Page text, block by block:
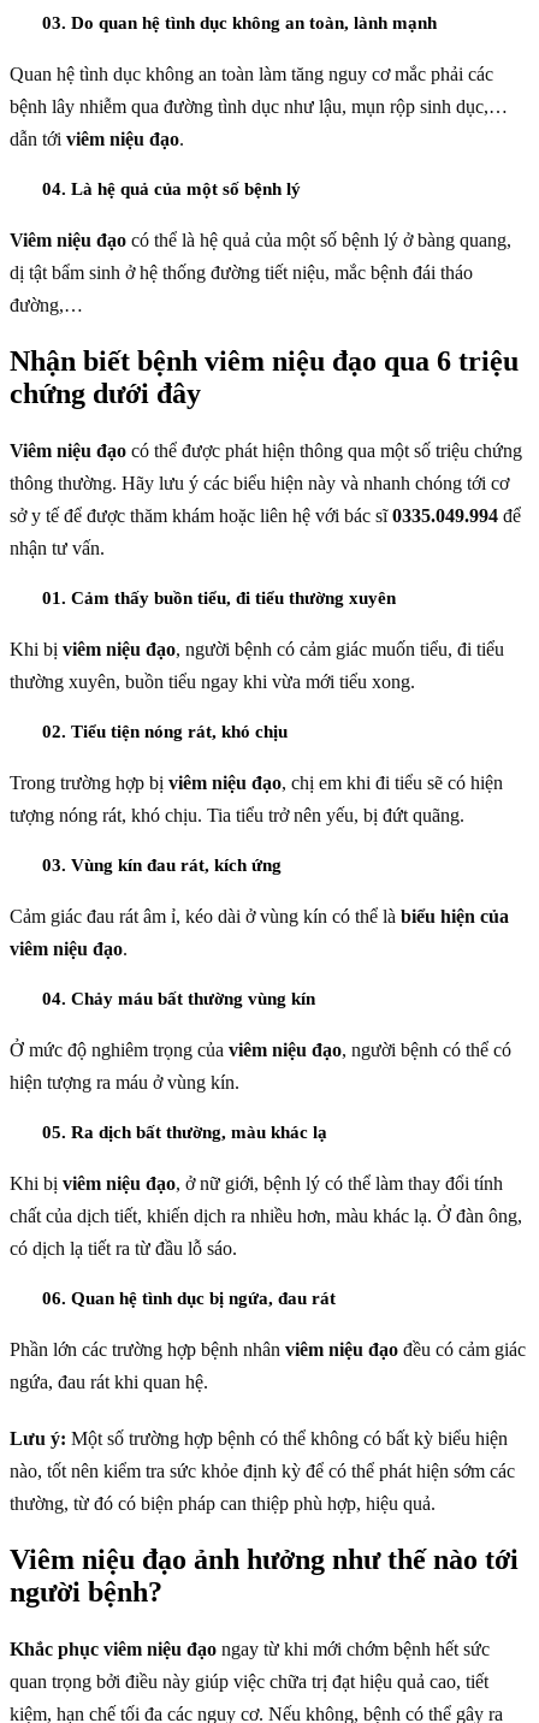
03. Do quan hệ tình dục không an toàn, lành mạnh
Quan hệ tình dục không an toàn làm tăng nguy cơ mắc phải các
bệnh lây nhiễm qua đường tình dục như lậu, mụn rộp sinh dục,…
dẫn tới viêm niệu đạo.
04. Là hệ quả của một số bệnh lý
Viêm niệu đạo có thể là hệ quả của một số bệnh lý ở bàng quang,
dị tật bẩm sinh ở hệ thống đường tiết niệu, mắc bệnh đái tháo
đường,…
Nhận biết bệnh viêm niệu đạo qua 6 triệu
chứng dưới đây
Viêm niệu đạo có thể được phát hiện thông qua một số triệu chứng
thông thường. Hãy lưu ý các biểu hiện này và nhanh chóng tới cơ
sở y tế để được thăm khám hoặc liên hệ với bác sĩ0335.049.994 để
nhận tư vấn.
01. Cảm thấy buồn tiểu, đi tiểu thường xuyên
Khi bị viêm niệu đạo, người bệnh có cảm giác muốn tiểu, đi tiểu
thường xuyên, buồn tiểu ngay khi vừa mới tiểu xong.
02. Tiểu tiện nóng rát, khó chịu
Trong trường hợp bị viêm niệu đạo, chị em khi đi tiểu sẽ có hiện
tượng nóng rát, khó chịu. Tia tiểu trở nên yếu, bị đứt quãng.
03. Vùng kín đau rát, kích ứng
Cảm giác đau rát âm ỉ, kéo dài ở vùng kín có thể là biểu hiện của
viêm niệu đạo.
04. Chảy máu bất thường vùng kín
Ở mức độ nghiêm trọng của viêm niệu đạo, người bệnh có thể có
hiện tượng ra máu ở vùng kín.
05. Ra dịch bất thường, màu khác lạ
Khi bị viêm niệu đạo, ở nữ giới, bệnh lý có thể làm thay đổi tính
chất của dịch tiết, khiến dịch ra nhiều hơn, màu khác lạ. Ở đàn ông,
có dịch lạ tiết ra từ đầu lỗ sáo.
06. Quan hệ tình dục bị ngứa, đau rát
Phần lớn các trường hợp bệnh nhân viêm niệu đạo đều có cảm giác
ngứa, đau rát khi quan hệ.
Lưu ý: Một số trường hợp bệnh có thể không có bất kỳ biểu hiện
nào, tốt nên kiểm tra sức khỏe định kỳ để có thể phát hiện sớm các
thường, từ đó có biện pháp can thiệp phù hợp, hiệu quả.
Viêm niệu đạo ảnh hưởng như thế nào tới
người bệnh?
Khắc phục viêm niệu đạo ngay từ khi mới chớm bệnh hết sức
quan trọng bởi điều này giúp việc chữa trị đạt hiệu quả cao, tiết
kiệm, hạn chế tối đa các nguy cơ. Nếu không, bệnh có thể gây ra